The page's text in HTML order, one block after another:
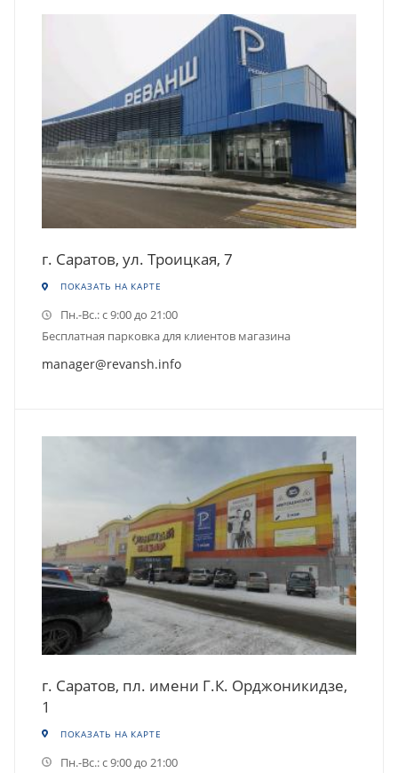
г. Саратов, ул. Троицкая, 7
ПОКАЗАТЬ НА КАРТЕ
Пн.-Вс.: с 9:00 до 21:00
Бесплатная парковка для клиентов магазина
manager@revansh.info
г. Саратов, пл. имени Г.К. Орджоникидзе,
1
ПОКАЗАТЬ НА КАРТЕ
Пн.-Вс.: с 9:00 до 21:00